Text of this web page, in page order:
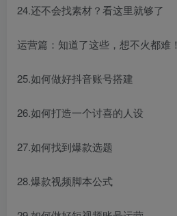
24.还不会找素材？看这里就够了
运营篇：知道了这些，想不火都难！
25.如何做好抖音账号搭建
26.如何打造一个讨喜的人设
27.如何找到爆款选题
28.爆款视频脚本公式